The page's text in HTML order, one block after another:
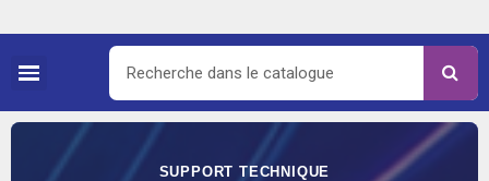
SUPPORT TECHNIQUE